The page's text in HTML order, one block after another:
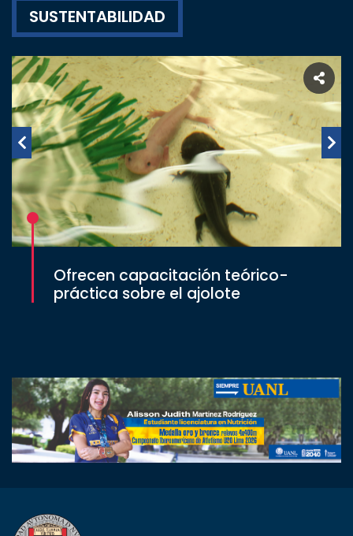
SUSTENTABILIDAD
Ofrecen capacitación teórico-
práctica sobre el ajolote